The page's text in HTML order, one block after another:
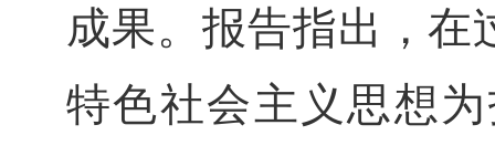
成果。报告指出，在
特色社会主义思想